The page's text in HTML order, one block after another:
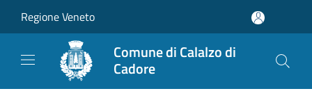
Regione Veneto
Comune di Calalzo di
Cadore